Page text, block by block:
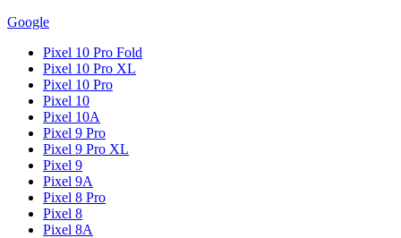
Google
Pixel 10 Pro Fold
Pixel 10 Pro XL
Pixel 10 Pro
Pixel 10
Pixel 10A
Pixel 9 Pro
Pixel 9 Pro XL
Pixel 9
Pixel 9A
Pixel 8 Pro
Pixel 8
Pixel 8A